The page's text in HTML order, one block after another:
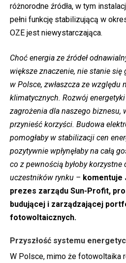
różnorodne źródła, w tym
pełni funkcję stabilizującą w
OZE jest niewystarczająca.
Choć energia ze źródeł
większe znaczenie, nie stanie się
w Polsce, zwłaszcza ze
klimatycznych. Rozwój
zagrożenia dla naszego biznesu,
przynieść korzyści. Budowa
pomogłaby w stabilizacji cen
pozytywnie wpłynęłaby na całą
co z pewnością byłoby korzystne
uczestników rynku – komentuje
prezes zarządu Sun-Profit,
budującej i zarządzającej
fotowoltaicznych.
Przyszłość systemu
W Polsce, mimo że fotowoltaika